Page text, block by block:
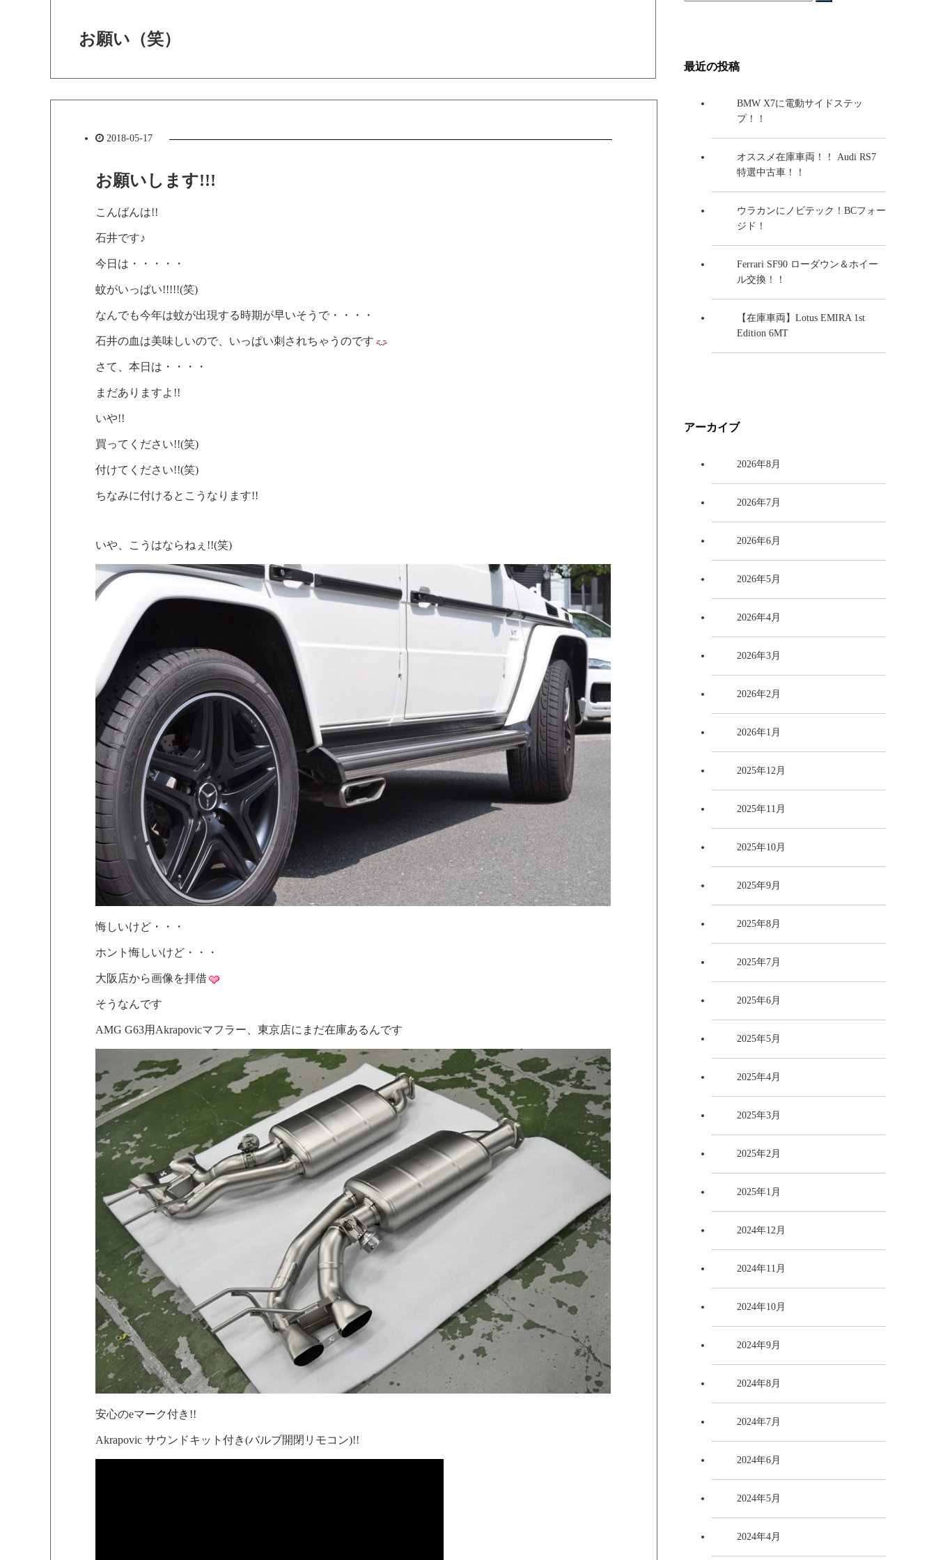
お願い（笑）
2018-05-17
お願いします!!!
こんばんは!!
石井です♪
今日は・・・・・
蚊がいっぱい!!!!!(笑)
なんでも今年は蚊が出現する時期が早いそうで・・・・
石井の血は美味しいので、いっぱい刺されちゃうのです
さて、本日は・・・・
まだありますよ!!
いや!!
買ってください!!(笑)
付けてください!!(笑)
ちなみに付けるとこうなります!!
いや、こうはならねぇ!!(笑)
悔しいけど・・・
ホント悔しいけど・・・
大阪店から画像を拝借
そうなんです
AMG G63用Akrapovicマフラー、東京店にまだ在庫あるんです
安心のeマーク付き!!
Akrapovic サウンドキット付き(バルブ開閉リモコン)!!
最近の投稿
BMW X7に電動サイドステッ
プ！！
オススメ在庫車両！！ Audi RS7
特選中古車！！
ウラカンにノビテック！BCフォー
ジド！
Ferrari SF90 ローダウン＆ホイー
ル交換！！
【在庫車両】Lotus EMIRA 1st
Edition 6MT
アーカイブ
2026年8月
2026年7月
2026年6月
2026年5月
2026年4月
2026年3月
2026年2月
2026年1月
2025年12月
2025年11月
2025年10月
2025年9月
2025年8月
2025年7月
2025年6月
2025年5月
2025年4月
2025年3月
2025年2月
2025年1月
2024年12月
2024年11月
2024年10月
2024年9月
2024年8月
2024年7月
2024年6月
2024年5月
2024年4月